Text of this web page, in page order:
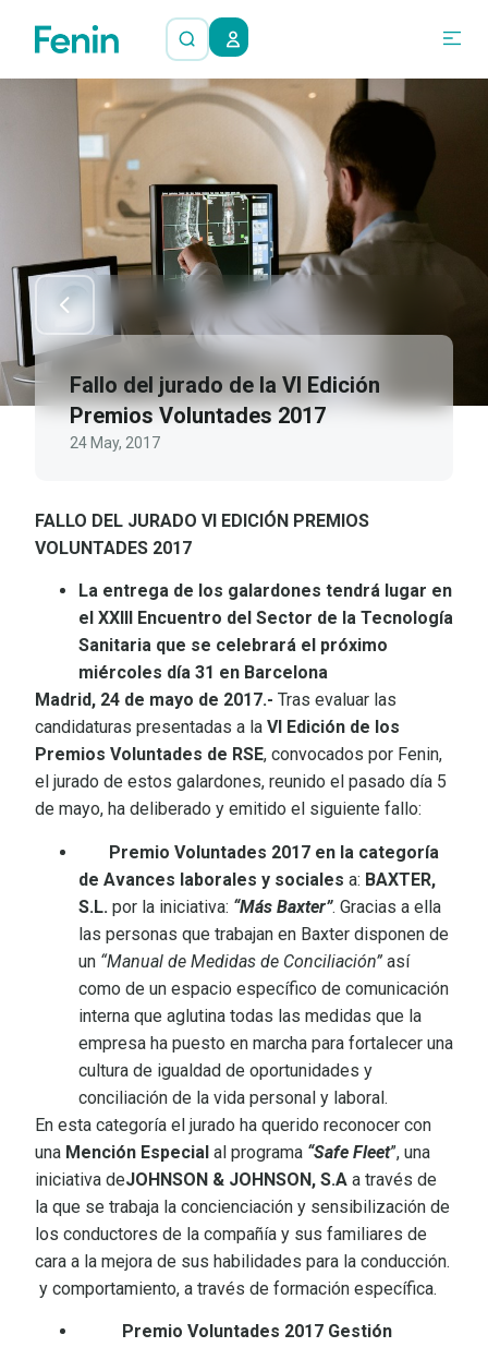
Fallo del jurado de la VI Edición
Premios Voluntades 2017
24 May, 2017
FALLO DEL JURADO VI EDICIÓN PREMIOS
VOLUNTADES 2017
La entrega de los galardones tendrá lugar en
el XXIII Encuentro del Sector de la Tecnología
Sanitaria que se celebrará el próximo
miércoles día 31 en Barcelona
Madrid, 24 de mayo de 2017.- Tras evaluar las
candidaturas presentadas a la VI Edición de los
Premios Voluntades de RSE, convocados por Fenin,
el jurado de estos galardones, reunido el pasado día 5
de mayo, ha deliberado y emitido el siguiente fallo:
Premio Voluntades 2017 en la categoría
de Avances laborales y sociales a: BAXTER,
S.L. por la iniciativa: “Más Baxter”. Gracias a ella
las personas que trabajan en Baxter disponen de
un “Manual de Medidas de Conciliación” así
como de un espacio específico de comunicación
interna que aglutina todas las medidas que la
empresa ha puesto en marcha para fortalecer una
cultura de igualdad de oportunidades y
conciliación de la vida personal y laboral.
En esta categoría el jurado ha querido reconocer con
una Mención Especial al programa “Safe Fleet”, una
iniciativa deJOHNSON & JOHNSON, S.A a través de
la que se trabaja la concienciación y sensibilización de
los conductores de la compañía y sus familiares de
cara a la mejora de sus habilidades para la conducción.
y comportamiento, a través de formación específica.
Premio Voluntades 2017 Gestión